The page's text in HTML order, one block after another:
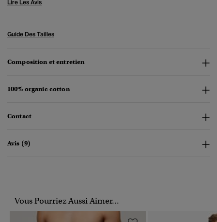
Lire Les Avis
Guide Des Tailles
Composition et entretien
100% organic cotton
Contact
Avis (9)
Vous Pourriez Aussi Aimer...